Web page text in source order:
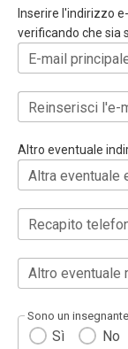
Inserire l'indirizzo
verificando che sia
E-mail
Reinserisci l'e-
Altro eventuale
Altra eventuale
Recapito
Altro eventuale
Sono un
Sì No